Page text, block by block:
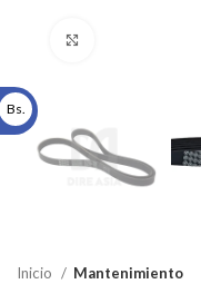
Inicio Mantenimiento
Bs.